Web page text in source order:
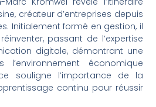
créateur d’entreprises depuis
Initialement formé en gestion, il
passant de l’expertise
digitale, démontrant une
économique
souligne l’importance de la
continu pour réussir